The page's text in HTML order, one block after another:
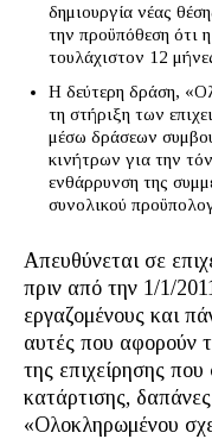
δημιουργία νέας
την προϋπόθεση ότι
τουλάχιστον 12
Η δεύτερη δράση,
τη στήριξη των
μέσω δράσεων
κινήτρων για την
ενθάρρυνση της
συνολικού
Απευθύνεται σε
πριν από την 1/1/
εργαζομένους και
αυτές που αφορούν
της επιχείρησης που
κατάρτισης,
«Ολοκληρωμένου